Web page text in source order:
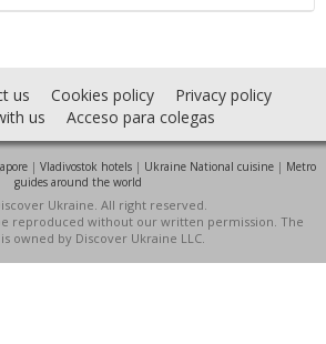
us Cookies policy
Privacy policy
us
Acceso para colegas
| Vladivostok hotels| Ukraine National cuisine| Metro
guides around the world
Ukraine. All right reserved.
reproduced without our written permission. The
owned by Discover Ukraine LLC.